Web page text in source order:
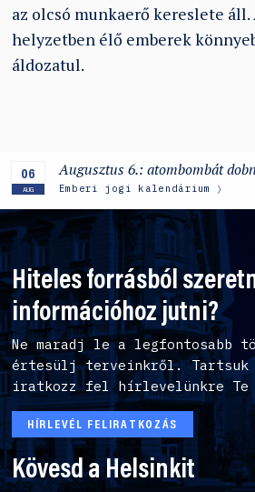
az olcsó munkaerő kereslete
helyzetben élő emberek
áldozatul.
06
AUG
Augusztus 6.: atombombát
Emberi jogi kalendárium
Hiteles forrásból
információhoz jutni?
Ne maradj le a legfontosabb
értesülj terveinkről. Tartsuk
iratkozz fel hírlevelünkre
HÍRLEVÉL FELIRATKOZÁS
Kövesd a Helsinkit